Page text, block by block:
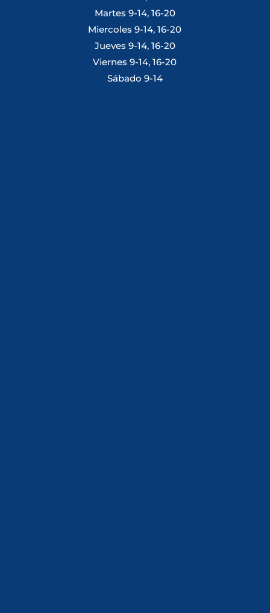
Martes 9-14, 16-20
Miercoles 9-14, 16-20
Jueves 9-14, 16-20
Viernes 9-14, 16-20
Sábado 9-14